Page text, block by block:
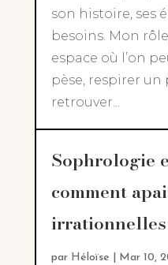
son histoire, ses
besoins. Mon
espace où l’on
pèse, respirer
retrouver...
Sophrologie
comment
irrationnelles
par Héloïse Mar 10,